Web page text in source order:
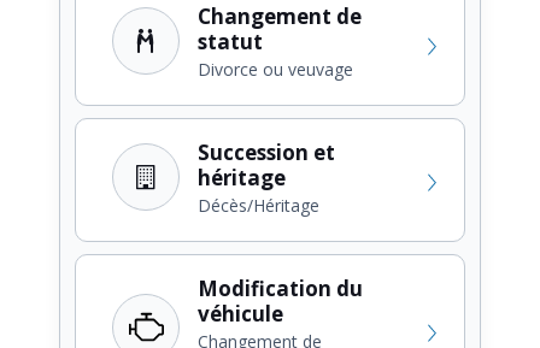
Changement de
statut
Divorce ou veuvage
Succession et
héritage
Décès/Héritage
Modification du
véhicule
Changement de